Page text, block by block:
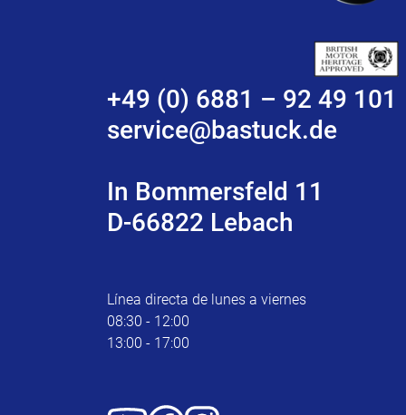
+49 (0) 6881 – 92 49 101
service@bastuck.de
In Bommersfeld 11
D-66822 Lebach
Línea directa de lunes a viernes
08:30 - 12:00
13:00 - 17:00